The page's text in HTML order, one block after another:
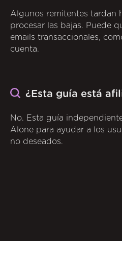
Algunos remitentes tardan
procesar las bajas. Puede
emails transaccionales,
cuenta.
¿Esta guía está
No. Esta guía
Alone para ayudar a los
no deseados.